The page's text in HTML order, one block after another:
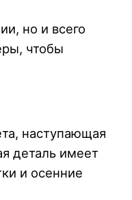
но и всего
чтобы
наступающая
деталь имеет
и осенние